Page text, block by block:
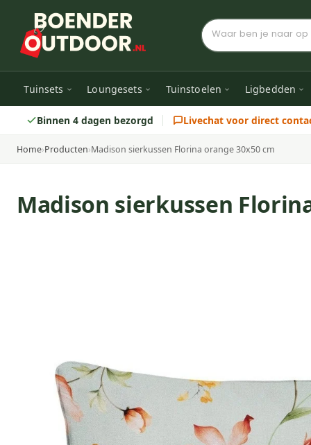
Tuinsets Loungesets Tuinstoelen Ligbedden
Binnen 4 dagen bezorgd Livechat voor direct
Home›Producten›Madison sierkussen Florina orange 30x50 cm
Madison sierkussen